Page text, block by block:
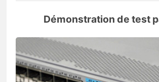
Démonstration de test